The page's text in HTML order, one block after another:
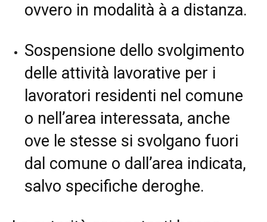
ovvero in modalità à a distanza.
Sospensione dello svolgimento
delle attività lavorative per i
lavoratori residenti nel comune
o nell’area interessata, anche
ove le stesse si svolgano fuori
dal comune o dall’area indicata,
salvo specifiche deroghe.